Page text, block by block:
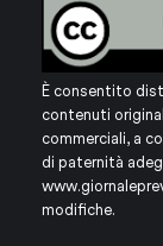
È consentito
contenuti
commerciali, a
di paternità
modifiche.